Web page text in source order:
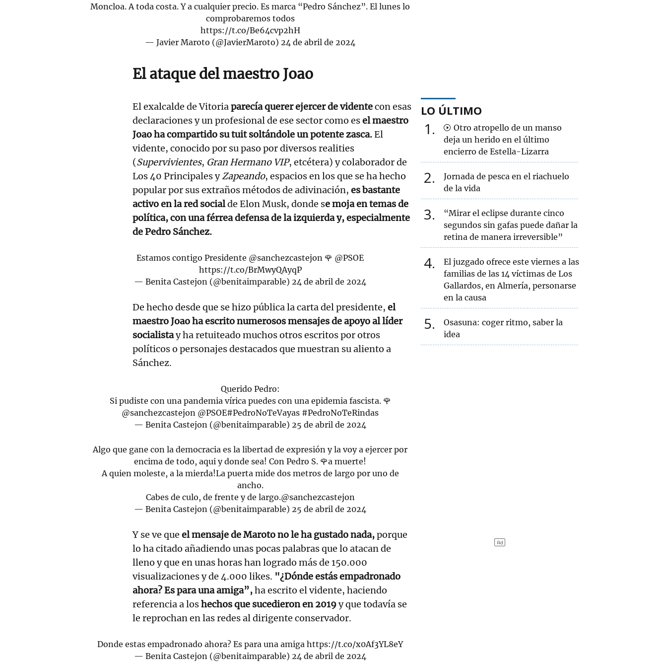
Moncloa. A toda costa. Y a cualquier precio. Es marca “Pedro Sánchez”. El lunes lo
comprobaremos todos
https://t.co/Be64cvp2hH
— Javier Maroto (@JavierMaroto) 24 de abril de 2024
El ataque del maestro Joao
El exalcalde de Vitoriaparecía querer ejercer de videntecon esas
declaraciones y un profesional de ese sector como esel maestro
Joao ha compartido su tuit soltándole un potente zasca.El
vidente, conocido por su paso por diversos realities
(Supervivientes, Gran Hermano VIP, etcétera) y colaborador de
Los 40 Principales yZapeando, espacios en los que se ha hecho
popular por sus extraños métodos de adivinación, es bastante
activo en la red socialde Elon Musk, donde se moja en temas de
política, con una férrea defensa de la izquierda y, especialmente
de Pedro Sánchez.
Estamos contigo Presidente @sanchezcastejon 🌹 @PSOE
https://t.co/BrMwyQAyqP
— Benita Castejon (@benitaimparable) 24 de abril de 2024
De hecho desde que se hizo pública la carta del presidente, el
maestro Joao ha escrito numerosos mensajes de apoyo al líder
socialistay ha retuiteado muchos otros escritos por otros
políticos o personajes destacados que muestran su aliento a
Sánchez.
Querido Pedro:
Si pudiste con una pandemia vírica puedes con una epidemia fascista. 🌹
@sanchezcastejon @PSOE#PedroNoTeVayas #PedroNoTeRindas
— Benita Castejon (@benitaimparable) 25 de abril de 2024
Algo que gane con la democracia es la libertad de expresión y la voy a ejercer por
encima de todo, aqui y donde sea! Con Pedro S. 🌹a muerte!
A quien moleste, a la mierda!La puerta mide dos metros de largo por uno de
ancho.
Cabes de culo, de frente y de largo.@sanchezcastejon
— Benita Castejon (@benitaimparable) 25 de abril de 2024
Y se ve que el mensaje de Maroto no le ha gustado nada,porque
lo ha citado añadiendo unas pocas palabras que lo atacan de
lleno y que en unas horas han logrado más de 150.000
visualizaciones y de 4.000 likes. "¿Dónde estás empadronado
ahora? Es para una amiga”,ha escrito el vidente, haciendo
referencia a loshechos que sucedieron en 2019y que todavía se
le reprochan en las redes al dirigente conservador.
Donde estas empadronado ahora? Es para una amigahttps://t.co/x0Af3YL8eY
— Benita Castejon (@benitaimparable) 24 de abril de 2024
LO ÚLTIMO
1
Otro atropello de un manso
deja un herido en el último
encierro de Estella-Lizarra
2
Jornada de pesca en el riachuelo
de la vida
3
“Mirar el eclipse durante cinco
segundos sin gafas puede dañar la
retina de manera irreversible”
4
El juzgado ofrece este viernes a las
familias de las 14 víctimas de Los
Gallardos, en Almería, personarse
en la causa
5
Osasuna: coger ritmo, saber la
idea